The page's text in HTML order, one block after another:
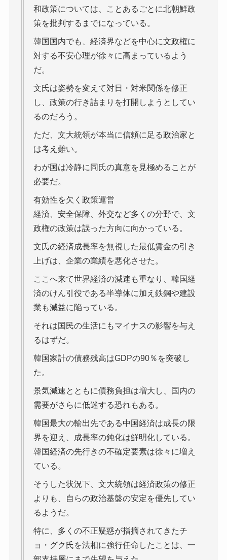
和政策については、ことあるごとに北朝鮮政
策を批判するまでになっている。
韓国国内でも、経済界などを中心に文政権に
対する不安心理が徐々に高まっているよう
だ。
文氏は姿勢を変えて対日・対米関係を修正
し、政策の行き詰まりを打開しようとしてい
るのだろう。
ただ、文大統領が本当に信頼に足る政治家と
は考え難い。
わが国は冷静に同氏の真意を見極めることが
必要だ。
有効性を欠く政策運営
経済、安全保障、外交など多くの分野で、文
政権の政策は誤った方向に向かっている。
文氏の経済成長率を無視した最低賃金の引き
上げは、企業の業績を悪化させた。
ここへ来て世界経済の減速も重なり、韓国経
済のけん引役である半導体に加え鉄鋼や建設
業も減益に陥っている。
それは国民の生活にもマイナスの影響を与え
るはずだ。
韓国家計の債務残高はGDPの90％を突破し
た。
景気減速とともに債務負担は増大し、国内の
需要がさらに低迷する恐れもある。
韓国最大の輸出先である中国経済は成長の限
界を迎え、成長率の鈍化は鮮明化している。
韓国経済の先行きの不確定要素は徐々に増え
ている。
そうした状況下、文大統領は経済政策の修正
よりも、自らの政治基盤の安定を優先してい
るようだ。
特に、多くの不正疑惑が指摘されてきたチ
ョ・グク氏を法相に強行任命したことは、一